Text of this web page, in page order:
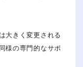
ルでのお問い合わ
大きく変更される
様の専門的なサポ